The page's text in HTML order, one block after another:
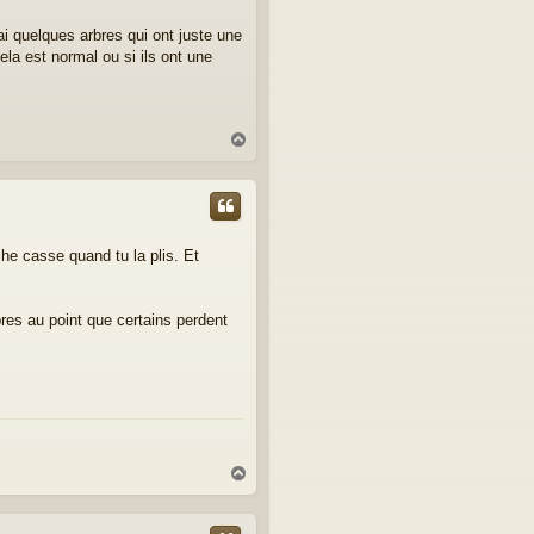
quelques arbres qui ont juste une
est normal ou si ils ont une
u
casse quand tu la plis. Et
au point que certains perdent
a